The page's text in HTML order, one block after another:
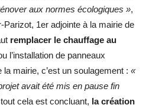
aux normes écologiques »,
1er adjointe à la mairie de
remplacer le chauffage au
l’installation de panneaux
mairie, c’est un soulagement : «
avait été mis en pause fin
cela est concluant, la création